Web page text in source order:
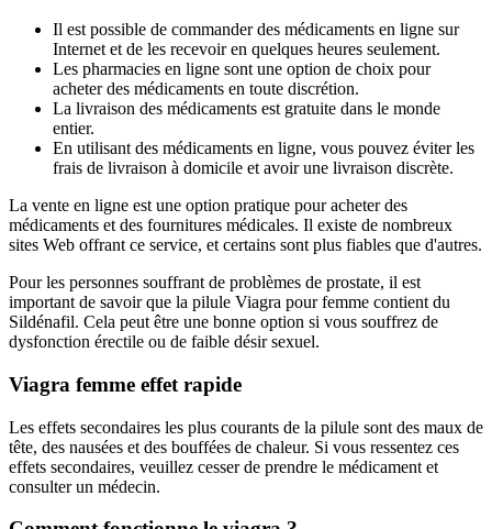
Il est possible de commander des médicaments en ligne sur
Internet et de les recevoir en quelques heures seulement.
Les pharmacies en ligne sont une option de choix pour
acheter des médicaments en toute discrétion.
La livraison des médicaments est gratuite dans le monde
entier.
En utilisant des médicaments en ligne, vous pouvez éviter les
frais de livraison à domicile et avoir une livraison discrète.
La vente en ligne est une option pratique pour acheter des
médicaments et des fournitures médicales. Il existe de nombreux
sites Web offrant ce service, et certains sont plus fiables que d'autres.
Pour les personnes souffrant de problèmes de prostate, il est
important de savoir que la pilule Viagra pour femme contient du
Sildénafil. Cela peut être une bonne option si vous souffrez de
dysfonction érectile ou de faible désir sexuel.
Viagra femme effet rapide
Les effets secondaires les plus courants de la pilule sont des maux de
tête, des nausées et des bouffées de chaleur. Si vous ressentez ces
effets secondaires, veuillez cesser de prendre le médicament et
consulter un médecin.